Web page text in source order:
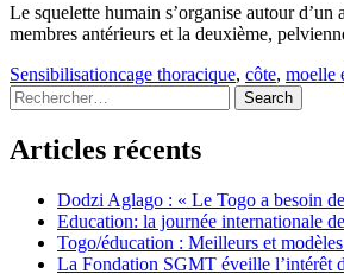
Le squelette humain s’organise autour
membres antérieurs et la deuxième,
Sensibilisationcage thoracique, côte, moelle
Rechercher
:
Articles récents
Dodzi Aglago : « Le Togo a besoin
Education: la journée internationale
Togo/éducation : Meilleurs et
La Fondation SGMT éveille l’intérêt